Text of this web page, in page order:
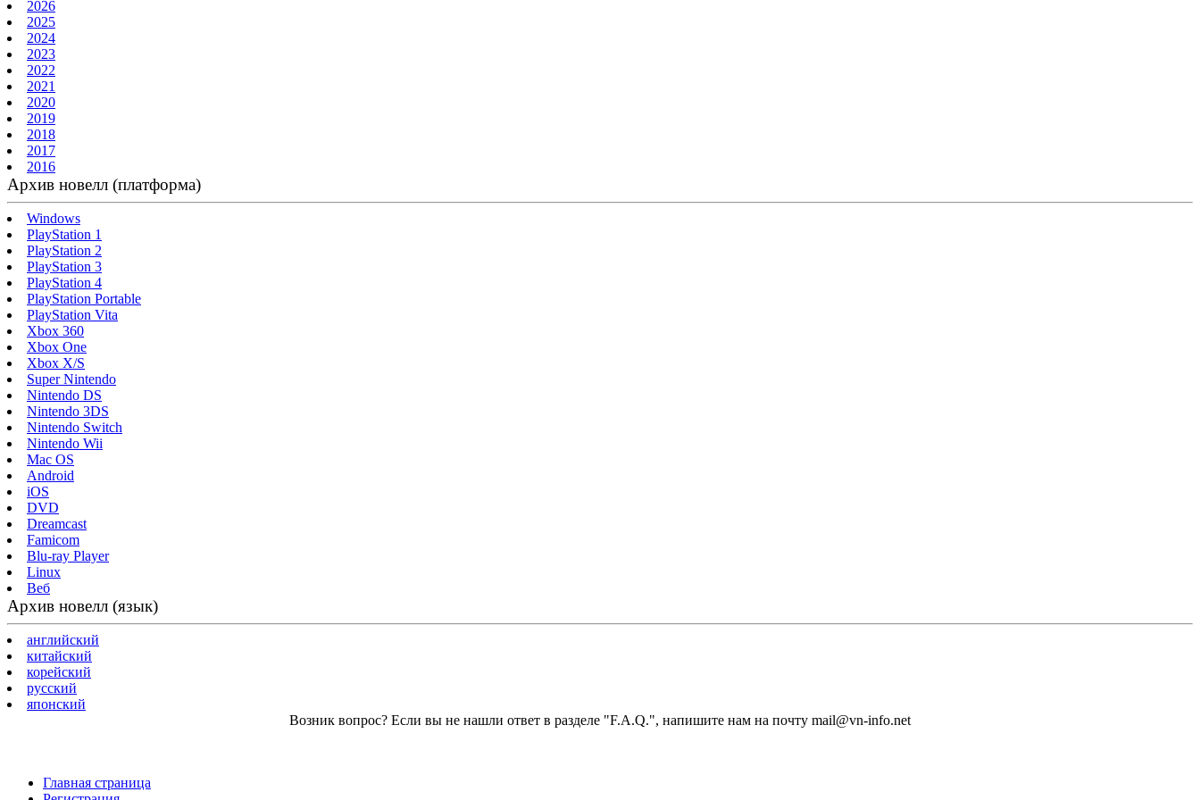
2026
2025
2024
2023
2022
2021
2020
2019
2018
2017
2016
Архив новелл (платформа)
Windows
PlayStation 1
PlayStation 2
PlayStation 3
PlayStation 4
PlayStation Portable
PlayStation Vita
Xbox 360
Xbox One
Xbox X/S
Super Nintendo
Nintendo DS
Nintendo 3DS
Nintendo Switch
Nintendo Wii
Mac OS
Android
iOS
DVD
Dreamcast
Famicom
Blu-ray Player
Linux
Веб
Архив новелл (язык)
английский
китайский
корейский
русский
японский
Возник вопрос? Если вы не нашли ответ в разделе "F.A.Q.", напишите нам на почту mail@vn-info.net
Главная страница